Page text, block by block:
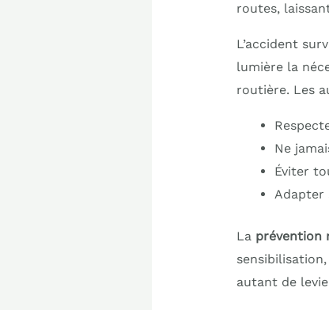
routes,
L’accident
lumière la
routière. Les
Ne
Éviter
Adapter
La prévention
autant de